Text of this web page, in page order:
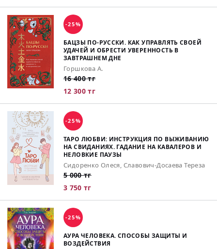
-25%
БАЦЗЫ ПО-РУССКИ. КАК УПРАВЛЯТЬ СВОЕЙ
УДАЧЕЙ И ОБРЕСТИ УВЕРЕННОСТЬ В
ЗАВТРАШНЕМ ДНЕ
Горшкова А.
16 400 тг
12 300 тг
-25%
ТАРО ЛЮБВИ: ИНСТРУКЦИЯ ПО ВЫЖИВАНИЮ
НА СВИДАНИЯХ. ГАДАНИЕ НА КАВАЛЕРОВ И
НЕЛОВКИЕ ПАУЗЫ
Сидоренко Олеся, Славович-Досаева Тереза
5 000 тг
3 750 тг
-25%
АУРА ЧЕЛОВЕКА. СПОСОБЫ ЗАЩИТЫ И
ВОЗДЕЙСТВИЯ